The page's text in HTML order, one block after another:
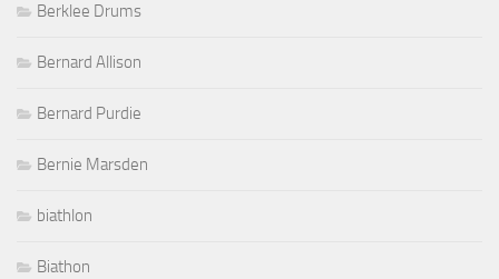
Berklee Drums
Bernard Allison
Bernard Purdie
Bernie Marsden
biathlon
Biathon